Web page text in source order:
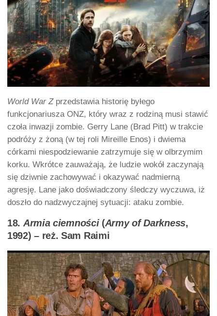
World War Zprzedstawia historię byłego
funkcjonariusza ONZ, który wraz z rodziną musi stawić
czoła inwazji zombie. Gerry Lane (Brad Pitt) w trakcie
podróży z żoną (w tej roli Mireille Enos) i dwiema
córkami niespodziewanie zatrzymuje się w olbrzymim
korku. Wkrótce zauważają, że ludzie wokół zaczynają
się dziwnie zachowywać i okazywać nadmierną
agresję. Lane jako doświadczony śledczy wyczuwa, iż
doszło do nadzwyczajnej sytuacji: ataku zombie.
18. Armia ciemności(Army of Darkness,
1992) – reż. Sam Raimi